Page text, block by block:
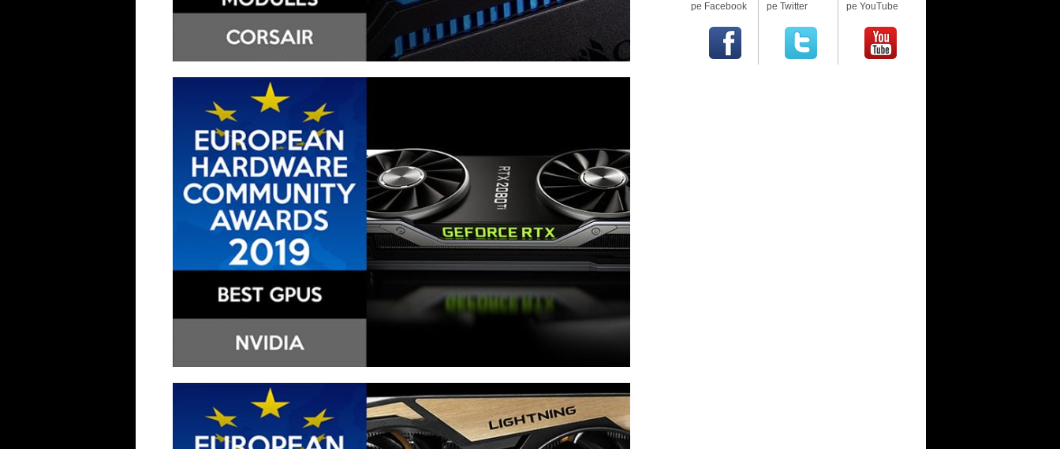
pe Facebook
pe Twitter
pe YouTube